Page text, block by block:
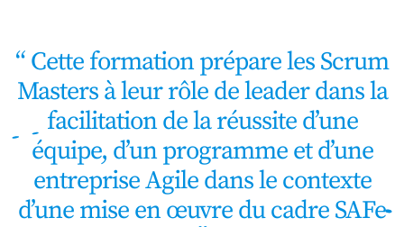
Cette formation prépare les Scrum
Masters à leur rôle de leader dans la
facilitation de la réussite d’une
équipe, d’un programme et d’une
entreprise Agile dans le contexte
d’une mise en œuvre du cadre SAFe